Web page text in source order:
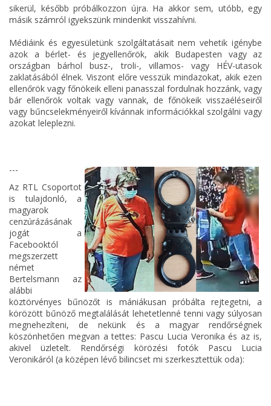
sikerül, később próbálkozzon újra. Ha akkor sem, utóbb, egy
másik számról igyekszünk mindenkit visszahívni.
Médiáink és egyesületünk szolgáltatásait nem vehetik igénybe
azok a bérlet- és jegyellenőrök, akik Budapesten vagy az
országban bárhol busz-, troli-, villamos- vagy HÉV-utasok
zaklatásából élnek. Viszont előre vesszük mindazokat, akik ezen
ellenőrök vagy főnökeik elleni panasszal fordulnak hozzánk, vagy
bár ellenőrök voltak vagy vannak, de főnökeik visszaéléseiről
vagy bűncselekményeiről kívánnak információkkal szolgálni vagy
azokat leleplezni.
---
Az RTL Csoportot
is tulajdonló, a
magyarok
cenzúrázásának
jogát a
Facebooktól
megszerzett
német
Bertelsmann az
alábbi
köztörvényes bűnözőt is mániákusan próbálta rejtegetni, a
körözött bűnöző megtalálását lehetetlenné tenni vagy súlyosan
megnehezíteni, de nekünk és a magyar rendőrségnek
köszönhetően megvan a tettes: Pascu Lucia Veronika és az is,
akivel üzletelt. Rendőrségi körözési fotók Pascu Lucia
Veronikáról (a középen lévő bilincset mi szerkesztettük oda):